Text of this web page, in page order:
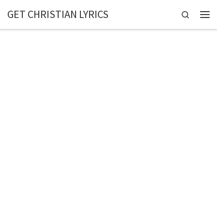
Skip to content
GET CHRISTIAN LYRICS Search